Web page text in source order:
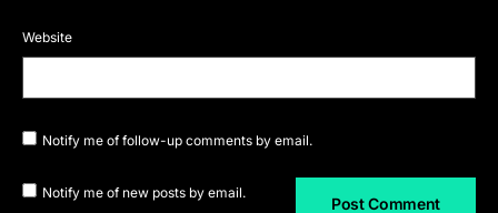
Website
Notify me of follow-up comments by email.
Notify me of new posts by email.